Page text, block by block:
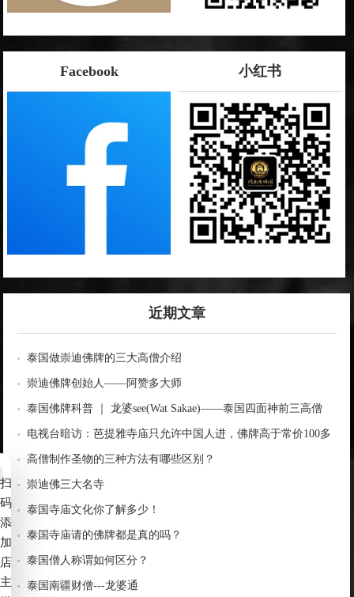
Facebook 小红书
近期文章
泰国做崇迪佛牌的三大高僧介绍
崇迪佛牌创始人——阿赞多大师
泰国佛牌科普 ｜ 龙婆see(Wat Sakae)——泰国四面神前三高僧
电视台暗访：芭提雅寺庙只允许中国人进，佛牌高于常价100多
倍！
高僧制作圣物的三种方法有哪些区别？
崇迪佛三大名寺
泰国寺庙文化你了解多少！
泰国寺庙请的佛牌都是真的吗？
泰国僧人称谓如何区分？
泰国南疆财僧---龙婆通
扫
码
添
加
店
主